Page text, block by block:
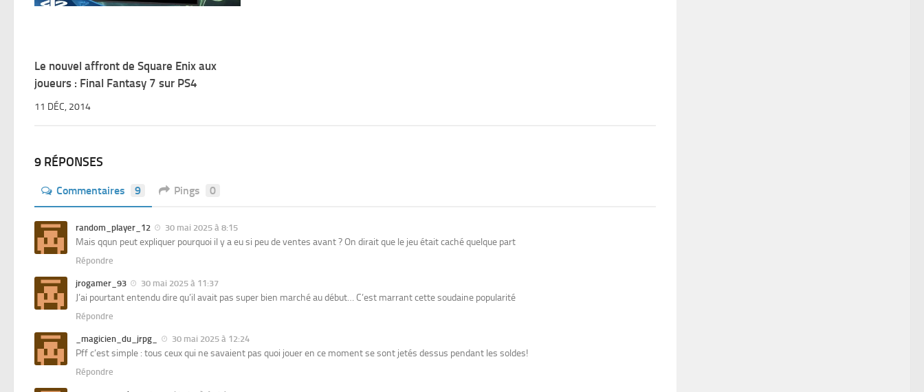
Le nouvel affront de Square Enix aux
joueurs : Final Fantasy 7 sur PS4
11 DÉC, 2014
9 RÉPONSES
Commentaires 9 Pings 0
random_player_12 30 mai 2025 à 8:15
Mais qqun peut expliquer pourquoi il y a eu si peu de ventes avant ? On dirait que le jeu était caché quelque part
Répondre
jrogamer_93 30 mai 2025 à 11:37
J’ai pourtant entendu dire qu’il avait pas super bien marché au début… C’est marrant cette soudaine popularité
Répondre
_magicien_du_jrpg_ 30 mai 2025 à 12:24
Pff c’est simple : tous ceux qui ne savaient pas quoi jouer en ce moment se sont jetés dessus pendant les soldes!
Répondre